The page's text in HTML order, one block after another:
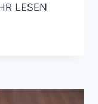
LESEN